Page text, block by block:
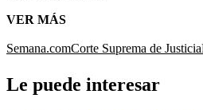
VER MÁS
Semana.comCorte Suprema de Justicia
Le puede interesar